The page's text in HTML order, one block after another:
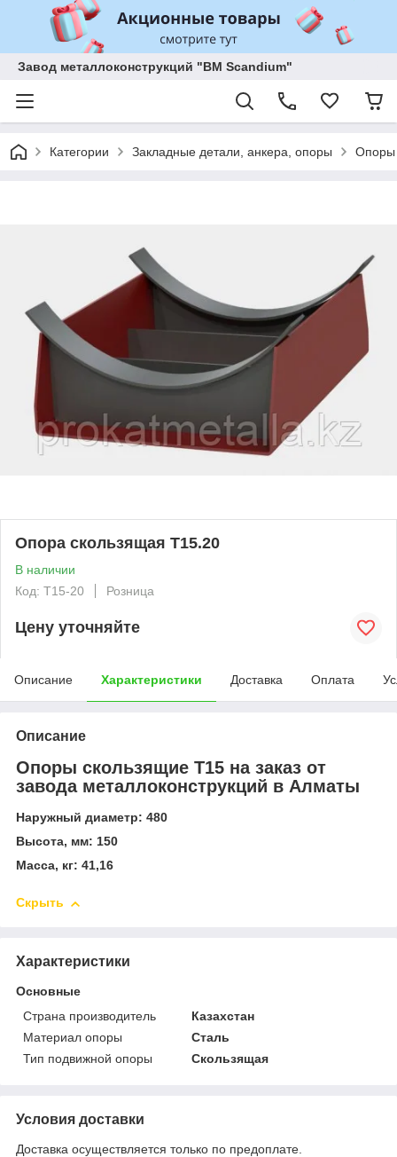
Завод металлоконструкций "BM Scandium"
Категории Закладные детали, анкера, опоры Опоры
Опора скользящая Т15.20
В наличии
Код: T15-20
Розница
Цену уточняйте
Описание Характеристики Доставка Оплата
Описание
Опоры скользящие Т15 на заказ от
завода металлоконструкций в Алматы
Наружный диаметр: 480
Высота, мм: 150
Масса, кг: 41,16
Скрыть
Характеристики
Основные
Страна производитель
Казахстан
Материал опоры
Сталь
Тип подвижной опоры
Скользящая
Условия доставки
Доставка осуществляется только по предоплате.